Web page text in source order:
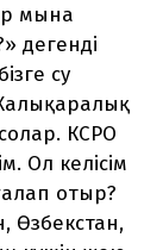
мына
дегенді
су
КСРО
Ол келісім
отыр?
Өзбекстан,